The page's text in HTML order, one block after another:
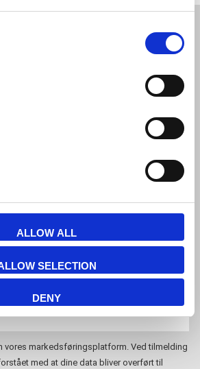
ALLOW ALL
SELECTION
DENY
og modtag eksklusive tilbud og nyheder i
tid afmelde igen.
vores markedsføringsplatform. Ved tilmelding
med at dine data bliver overført til